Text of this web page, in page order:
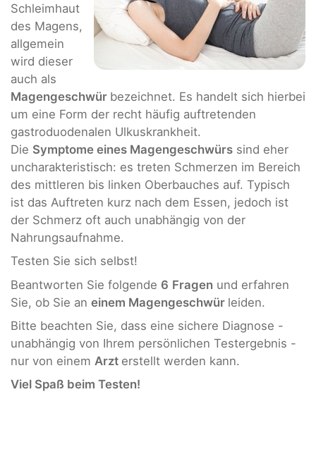
Schleimhaut
des Magens,
allgemein
wird dieser
auch als
Magengeschwür bezeichnet. Es handelt sich hierbei
um eine Form der recht häufig auftretenden
gastroduodenalen Ulkuskrankheit.
Die Symptome eines Magengeschwürs sind eher
uncharakteristisch: es treten Schmerzen im Bereich
des mittleren bis linken Oberbauches auf. Typisch
ist das Auftreten kurz nach dem Essen, jedoch ist
der Schmerz oft auch unabhängig von der
Nahrungsaufnahme.
Testen Sie sich selbst!
Beantworten Sie folgende 6 Fragen und erfahren
Sie, ob Sie an einem Magengeschwür leiden.
Bitte beachten Sie, dass eine sichere Diagnose -
unabhängig von Ihrem persönlichen Testergebnis -
nur von einem Arzt erstellt werden kann.
Viel Spaß beim Testen!